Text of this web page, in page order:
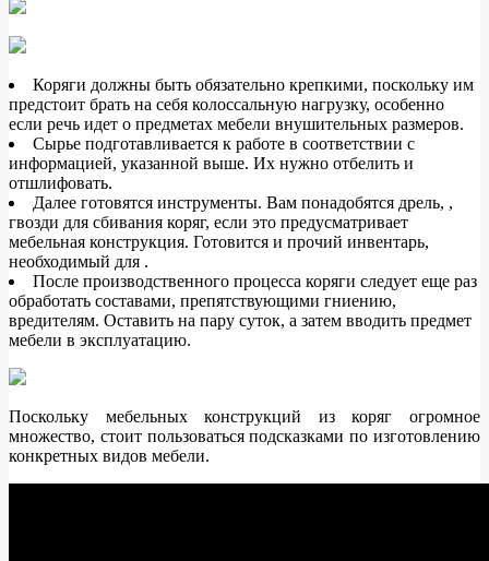
Коряги должны быть обязательно крепкими, поскольку им
предстоит брать на себя колоссальную нагрузку, особенно
если речь идет о предметах мебели внушительных размеров.
Сырье подготавливается к работе в соответствии с
информацией, указанной выше. Их нужно отбелить и
отшлифовать.
Далее готовятся инструменты. Вам понадобятся дрель, ,
гвозди для сбивания коряг, если это предусматривает
мебельная конструкция. Готовится и прочий инвентарь,
необходимый для .
После производственного процесса коряги следует еще раз
обработать составами, препятствующими гниению,
вредителям. Оставить на пару суток, а затем вводить предмет
мебели в эксплуатацию.
Поскольку мебельных конструкций из коряг огромное
множество, стоит пользоваться подсказками по изготовлению
конкретных видов мебели.